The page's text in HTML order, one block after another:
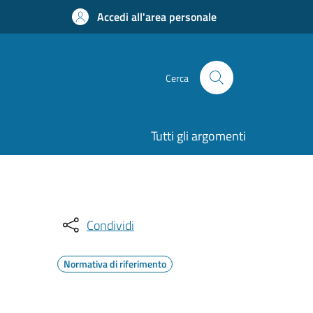
Accedi all'area personale
Cerca
Tutti gli argomenti
Condividi
Normativa di riferimento